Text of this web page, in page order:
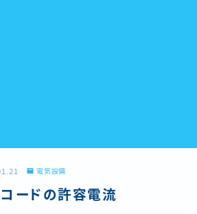
電気設備
コードの許容電流